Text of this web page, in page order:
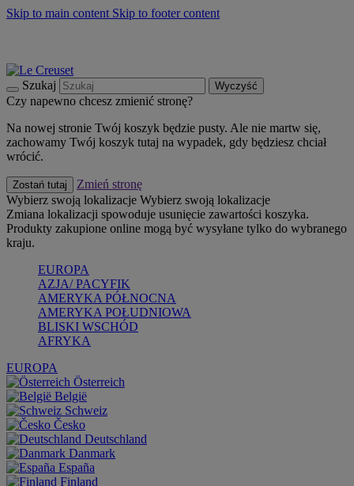
Skip to main content Skip to footer content
Szukaj Wyczyść
Czy napewno chcesz zmienić stronę?
Na nowej stronie Twój koszyk będzie pusty. Ale nie martw się,
zachowamy Twój koszyk tutaj na wypadek, gdy będziesz chciał
wrócić.
Zostań tutaj
Zmień stronę
Wybierz swoją lokalizacje Wybierz swoją lokalizacje
Zmiana lokalizacji spowoduje usunięcie zawartości koszyka.
Produkty zakupione online mogą być wysyłane tylko do wybranego
kraju.
EUROPA
AZJA/ PACYFIK
AMERYKA PÓŁNOCNA
AMERYKA POŁUDNIOWA
BLISKI WSCHÓD
AFRYKA
EUROPA
Österreich
België
Schweiz
Česko
Deutschland
Danmark
España
Finland